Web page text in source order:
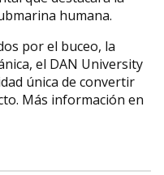
humana.
por el buceo, la
el DAN University
única de convertir
Más información en